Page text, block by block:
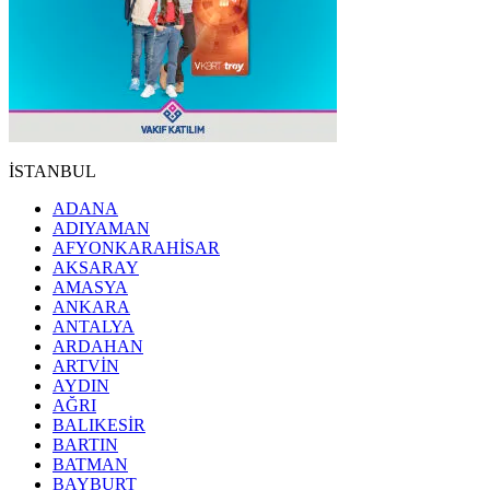
İSTANBUL
ADANA
ADIYAMAN
AFYONKARAHİSAR
AKSARAY
AMASYA
ANKARA
ANTALYA
ARDAHAN
ARTVİN
AYDIN
AĞRI
BALIKESİR
BARTIN
BATMAN
BAYBURT